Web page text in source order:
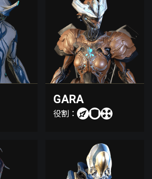
GARA
役割：